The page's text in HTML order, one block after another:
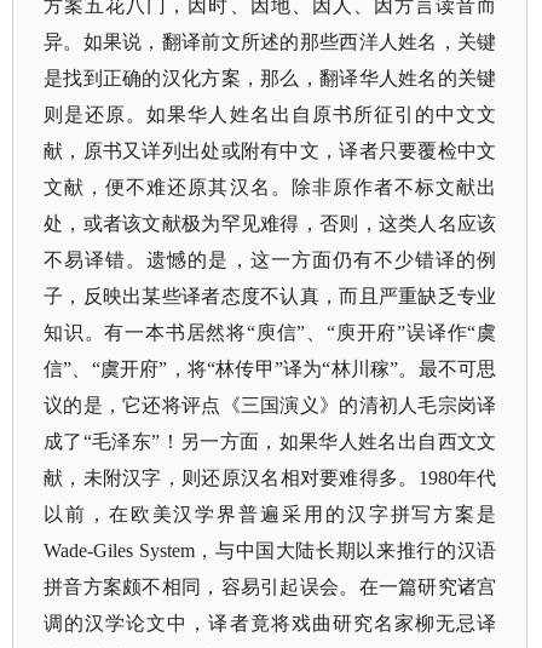
方案五花八门，因时、因地、因人、因方言读音而
异。如果说，翻译前文所述的那些西洋人姓名，关键
是找到正确的汉化方案，那么，翻译华人姓名的关键
则是还原。如果华人姓名出自原书所征引的中文文
献，原书又详列出处或附有中文，译者只要覆检中文
文献，便不难还原其汉名。除非原作者不标文献出
处，或者该文献极为罕见难得，否则，这类人名应该
不易译错。遗憾的是，这一方面仍有不少错译的例
子，反映出某些译者态度不认真，而且严重缺乏专业
知识。有一本书居然将“庾信”、“庾开府”误译作“虞
信”、“虞开府”，将“林传甲”译为“林川稼”。最不可思
议的是，它还将评点《三国演义》的清初人毛宗岗译
成了“毛泽东”！另一方面，如果华人姓名出自西文文
献，未附汉字，则还原汉名相对要难得多。1980年代
以前，在欧美汉学界普遍采用的汉字拼写方案是
Wade-Giles System，与中国大陆长期以来推行的汉语
拼音方案颇不相同，容易引起误会。在一篇研究诸宫
调的汉学论文中，译者竟将戏曲研究名家柳无忌译